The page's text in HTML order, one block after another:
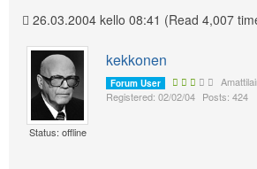
26.03.2004 kello 08:41 (Read 4,007
Status: offline
kekkonen
Forum User
Registered: 02/02/04 Posts: 424